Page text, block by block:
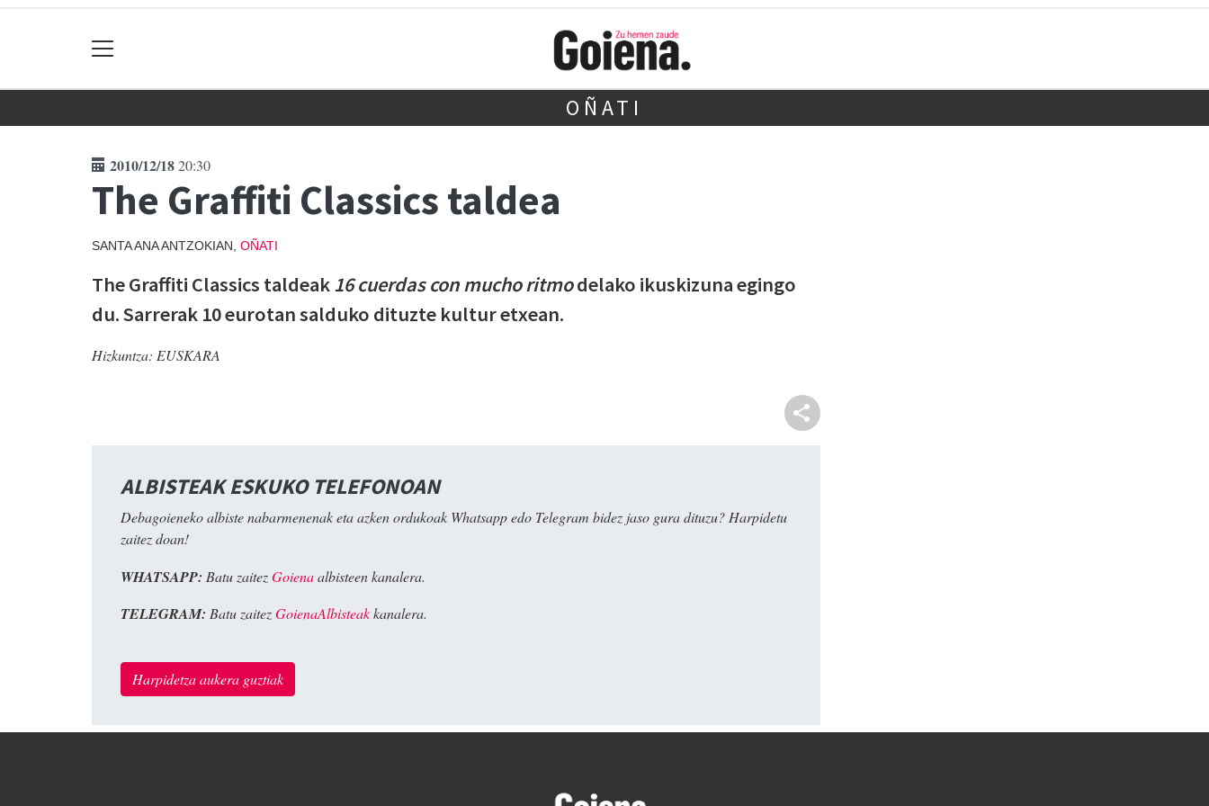
OÑATI
2010/12/1820:30
The Graffiti Classics taldea
SANTA ANA ANTZOKIAN, OÑATI
The Graffiti Classics taldeak16 cuerdas con mucho ritmodelako ikuskizuna egingo
du. Sarrerak 10 eurotan salduko dituzte kultur etxean.
Hizkuntza: EUSKARA
ALBISTEAK ESKUKO TELEFONOAN
Debagoieneko albiste nabarmenenak eta azken ordukoak Whatsapp edo Telegram bidez jaso gura dituzu? Harpidetu
zaitez doan!
WHATSAPP: Batu zaitezGoienaalbisteen kanalera.
TELEGRAM: Batu zaitezGoienaAlbisteakkanalera.
Harpidetza aukera guztiak